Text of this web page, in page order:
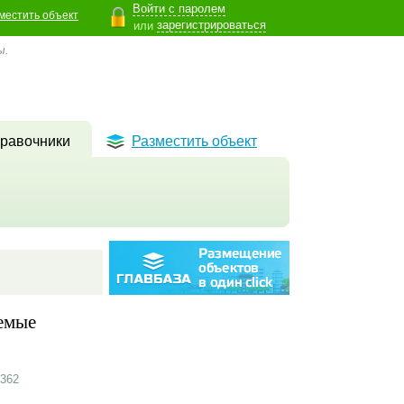
Войти с паролем
или зарегистрироваться
объект
Разместить объект